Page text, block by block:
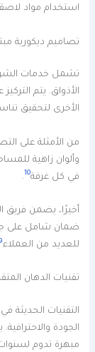
استخدام مواد
تصاميم ديكورية
تشمل خدمات
الأذواق. يتم
الأخرى لتحقيق
من الأمثلة على
وألوان زاهية
في كل غرفة10
.
أخيرًا، يضمن فريق
ضمان شامل على
للعديد من العملاء
تقنيات الدهان
التقنيات الحديثة في
الجودة
مبهرة تدوم